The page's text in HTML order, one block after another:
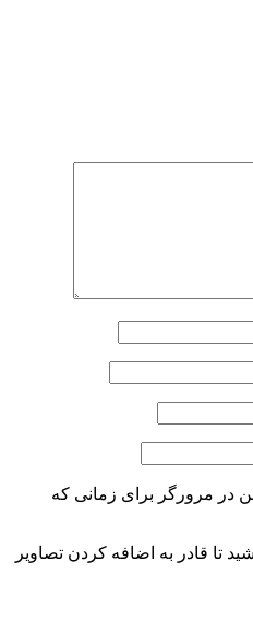
در مرورگر برای زمانی که
تا قادر به اضافه کردن تصاویر